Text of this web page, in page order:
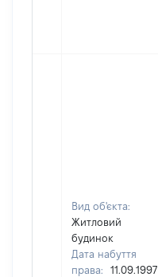
Вид об'єкта:
Житловий
будинок
Дата набуття
права:
11.09.1997